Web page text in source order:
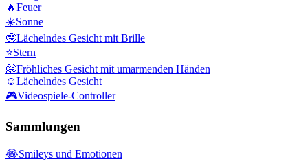
🔥Feuer
☀️Sonne
🤓Lächelndes Gesicht mit Brille
⭐Stern
🤗Fröhliches Gesicht mit umarmenden Händen
☺️Lächelndes Gesicht
🎮Videospiele-Controller
Sammlungen
😂Smileys und Emotionen